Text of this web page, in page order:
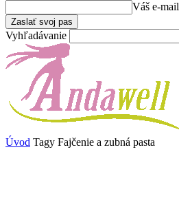
Váš e-mail
Vyhľadávanie
Úvod Tagy Fajčenie a zubná pasta